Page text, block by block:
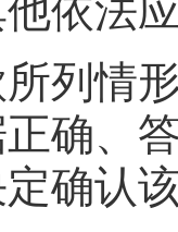
法应
情形
确、
确认